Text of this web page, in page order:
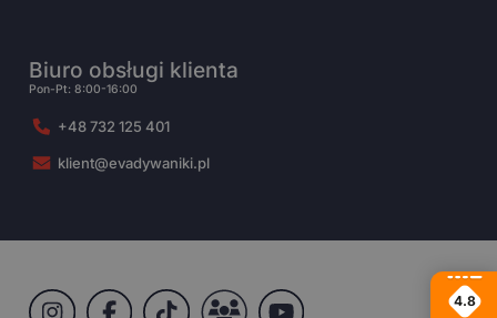
Biuro obsługi klienta
Pon-Pt: 8:00-16:00
+48 732 125 401
klient@evadywaniki.pl
4.8